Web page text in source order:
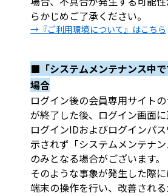
らかじめご了承ください。
→『ご利用環境について』はこちら
■「システムメンテナンス中
場合
ログイン後の会員専用サイト
が終了した後、ログイン画面
ログインIDおよびログインパ
示されず「システムメンテナ
のみとなる場合がございます。
そのような事象が発生した際
端末の操作を行い、改善される